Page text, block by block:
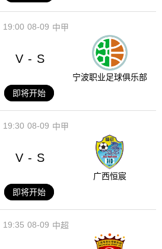
08-09
19:00 中甲
V - S
宁波职业足球俱乐部
即将开始
08-09
19:30 中甲
V - S
广西恒宸
即将开始
08-09
19:35 中超